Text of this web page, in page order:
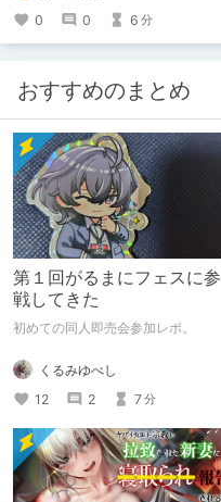
0
0 6 分
おすすめのまとめ
第１回がるまにフェスに参
戦してきた
初めての同人即売会参加レポ。
くるみゆべし
12
2 7分